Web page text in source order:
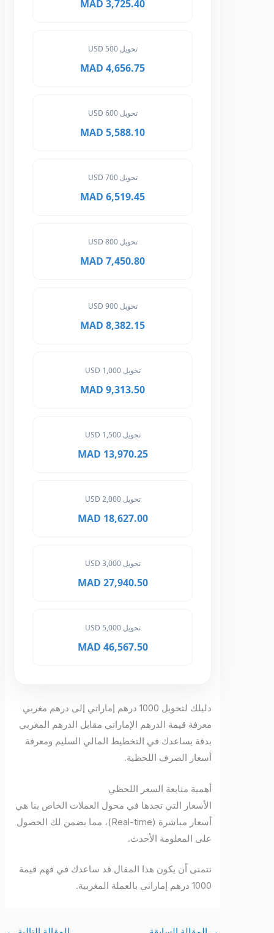
3,725.40 MAD
تحويل 500 USD
4,656.75 MAD
تحويل 600 USD
5,588.10 MAD
تحويل 700 USD
6,519.45 MAD
تحويل 800 USD
7,450.80 MAD
تحويل 900 USD
8,382.15 MAD
تحويل 1,000 USD
9,313.50 MAD
تحويل 1,500 USD
13,970.25 MAD
تحويل 2,000 USD
18,627.00 MAD
تحويل 3,000 USD
27,940.50 MAD
تحويل 5,000 USD
46,567.50 MAD
دليلك لتحويل 1000 درهم إماراتي إلى درهم مغربي
معرفة قيمة الدرهم الإماراتي مقابل الدرهم المغربي
بدقة يساعدك في التخطيط المالي السليم ومعرفة
أسعار الصرف اللحظية.
أهمية متابعة السعر اللحظي
الأسعار التي تجدها في محول العملات الخاص بنا هي
أسعار مباشرة (Real-time)، مما يضمن لك الحصول
على المعلومة الأحدث.
نتمنى أن يكون هذا المقال قد ساعدك في فهم قيمة